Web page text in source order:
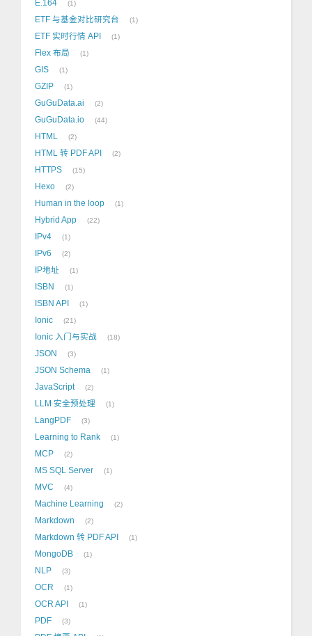
E.164 1
ETF 与基金对比研究台 1
ETF 实时行情 API 1
Flex 布局 1
GIS 1
GZIP 1
GuGuData.ai 2
GuGuData.io 44
HTML 2
HTML 转 PDF API 2
HTTPS 15
Hexo 2
Human in the loop 1
Hybrid App 22
IPv4 1
IPv6 2
IP地址 1
ISBN 1
ISBN API 1
Ionic 21
Ionic 入门与实战 18
JSON 3
JSON Schema 1
JavaScript 2
LLM 安全预处理 1
LangPDF 3
Learning to Rank 1
MCP 2
MS SQL Server 1
MVC 4
Machine Learning 2
Markdown 2
Markdown 转 PDF API 1
MongoDB 1
NLP 3
OCR 1
OCR API 1
PDF 3